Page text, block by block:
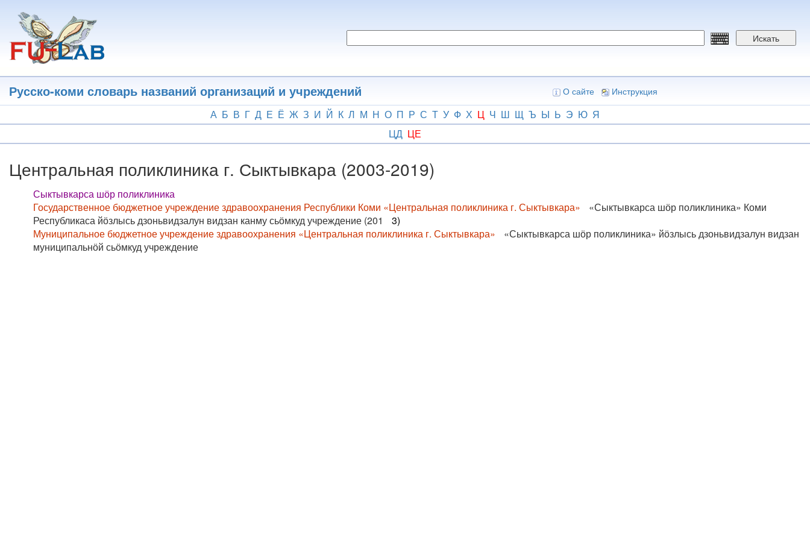
основному
содержанию
Искать
Русско-коми словарь названий организаций и учреждений О сайте Инструкция
А Б В Г Д Е Ё Ж З И Й К Л М Н О П Р С Т У Ф Х Ц Ч Ш Щ Ъ Ы Ь Э Ю Я
ЦД ЦЕ
Центральная поликлиника г. Сыктывкара (2003-2019)
Сыктывкарса шӧр поликлиника
Государственное бюджетное учреждение здравоохранения Республики Коми «Центральная поликлиника г. Сыктывкара»
«Сыктывкарса шӧр поликлиника» Коми
Республикаса йӧзлысь дзоньвидзалун видзан канму сьӧмкуд учреждение (201
3)
Муниципальное бюджетное учреждение здравоохранения «Центральная поликлиника г. Сыктывкара»
«Сыктывкарса шӧр поликлиника» йӧзлысь дзоньвидзалун видзан
муниципальнӧй сьӧмкуд учреждение